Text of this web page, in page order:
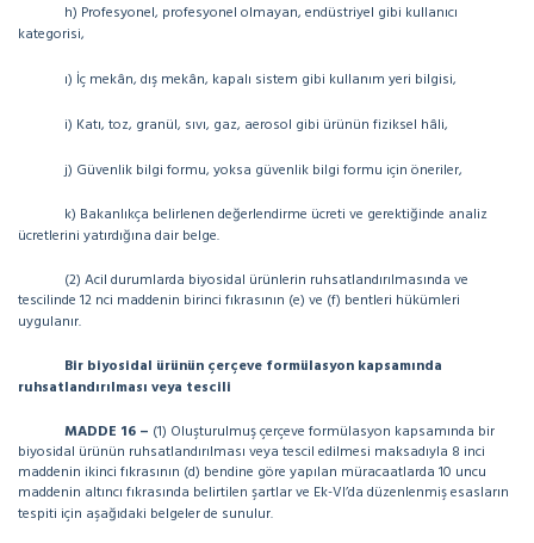
h) Profesyonel, profesyonel olmayan, endüstriyel gibi kullanıcı
kategorisi,
ı) İç mekân, dış mekân, kapalı sistem gibi kullanım yeri bilgisi,
i) Katı, toz, granül, sıvı, gaz, aerosol gibi ürünün fiziksel hâli,
j) Güvenlik bilgi formu, yoksa güvenlik bilgi formu için öneriler,
k) Bakanlıkça belirlenen değerlendirme ücreti ve gerektiğinde analiz
ücretlerini yatırdığına dair belge.
(2) Acil durumlarda biyosidal ürünlerin ruhsatlandırılmasında ve
tescilinde 12 nci maddenin birinci fıkrasının (e) ve (f) bentleri hükümleri
uygulanır.
Bir biyosidal ürünün çerçeve formülasyon kapsamında
ruhsatlandırılması veya tescili
MADDE 16 – (1) Oluşturulmuş çerçeve formülasyon kapsamında bir
biyosidal ürünün ruhsatlandırılması veya tescil edilmesi maksadıyla 8 inci
maddenin ikinci fıkrasının (d) bendine göre yapılan müracaatlarda 10 uncu
maddenin altıncı fıkrasında belirtilen şartlar ve Ek-VI’da düzenlenmiş esasların
tespiti için aşağıdaki belgeler de sunulur.